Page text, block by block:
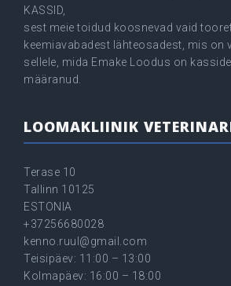
KASSID,
sest meie toidud koosnevad vaid
keemiavabadest lähteosadest, mis on
sellele, mida Emake Loodus on
määranud.
LOOMAKLIINIK
Terase 10
Tallinn 10125
ESTONIA
+37256680028
kenno.ruul@gmail.com
Teisipäev: 11:00 – 13:00
Kolmapäev: 16:00 – 18:00